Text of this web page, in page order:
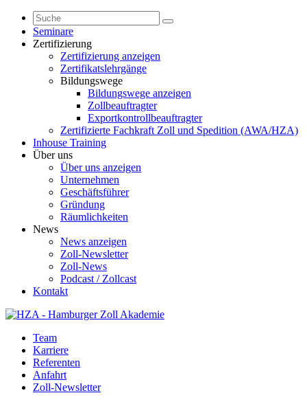
Seminare
Zertifizierung
Zertifizierung anzeigen
Zertifikatslehrgänge
Bildungswege
Bildungswege anzeigen
Zollbeauftragter
Exportkontrollbeauftragter
Zertifizierte Fachkraft Zoll und Spedition (AWA/HZA)
Inhouse Training
Über uns
Über uns anzeigen
Unternehmen
Geschäftsführer
Gründung
Räumlichkeiten
News
News anzeigen
Zoll-Newsletter
Zoll-News
Podcast / Zollcast
Kontakt
Team
Karriere
Referenten
Anfahrt
Zoll-Newsletter